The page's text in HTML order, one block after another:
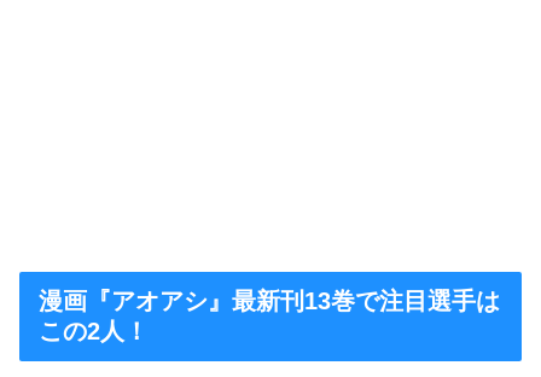
漫画『アオアシ』最新刊13巻で注目選手は
この2人！